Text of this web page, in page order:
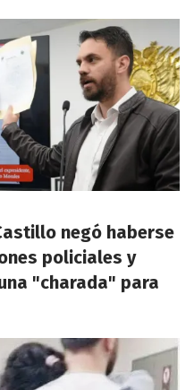
negó haberse
policiales y
"charada" para